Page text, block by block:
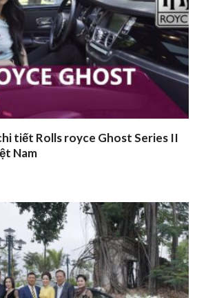
tiết Rolls royce Ghost Series II
Nam